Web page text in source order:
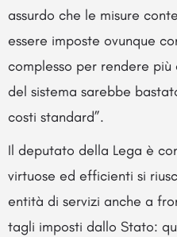
assurdo che le misure
essere imposte ovunque
complesso per rendere
del sistema sarebbe
costi standard”.
Il deputato della Lega è
virtuose ed efficienti si
entità di servizi anche a
tagli imposti dallo Stato: